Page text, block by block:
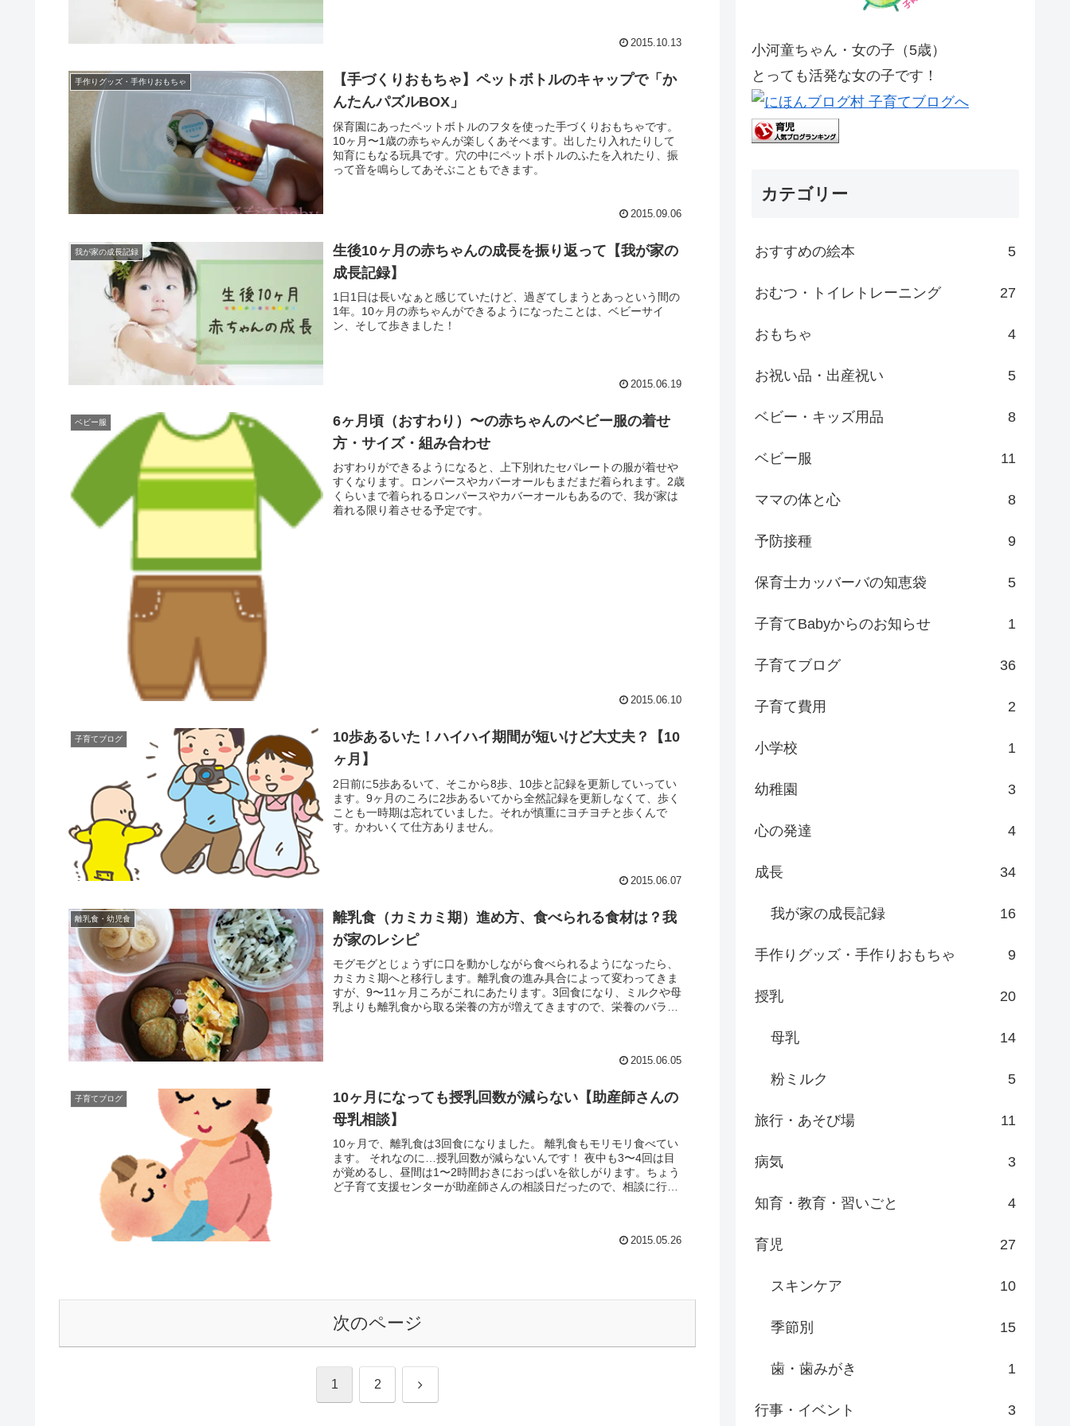
2015.10.13
手作りグッズ・手作りおもちゃ
【手づくりおもちゃ】ペットボトルのキャップで「か
んたんパズルBOX」
保育園にあったペットボトルのフタを使った手づくりおもちゃです。
10ヶ月〜1歳の赤ちゃんが楽しくあそべます。出したり入れたりして
知育にもなる玩具です。穴の中にペットボトルのふたを入れたり、振
って音を鳴らしてあそぶこともできます。
2015.09.06
我が家の成長記録
生後10ヶ月の赤ちゃんの成長を振り返って【我が家の
成長記録】
1日1日は長いなぁと感じていたけど、過ぎてしまうとあっという間の
1年。10ヶ月の赤ちゃんができるようになったことは、ベビーサイ
ン、そして歩きました！
2015.06.19
ベビー服
6ヶ月頃（おすわり）〜の赤ちゃんのベビー服の着せ
方・サイズ・組み合わせ
おすわりができるようになると、上下別れたセパレートの服が着せや
すくなります。ロンパースやカバーオールもまだまだ着られます。2歳
くらいまで着られるロンパースやカバーオールもあるので、我が家は
着れる限り着させる予定です。
2015.06.10
子育てブログ
10歩あるいた！ハイハイ期間が短いけど大丈夫？【10
ヶ月】
2日前に5歩あるいて、そこから8歩、10歩と記録を更新していってい
ます。9ヶ月のころに2歩あるいてから全然記録を更新しなくて、歩く
ことも一時期は忘れていました。それが慎重にヨチヨチと歩くんで
す。かわいくて仕方ありません。
2015.06.07
離乳食・幼児食
離乳食（カミカミ期）進め方、食べられる食材は？我
が家のレシピ
モグモグとじょうずに口を動かしながら食べられるようになったら、
カミカミ期へと移行します。離乳食の進み具合によって変わってきま
すが、9〜11ヶ月ころがこれにあたります。3回食になり、ミルクや母
乳よりも離乳食から取る栄養の方が増えてきますので、栄養のバラン
2015.06.05
子育てブログ
10ヶ月になっても授乳回数が減らない【助産師さんの
母乳相談】
10ヶ月で、離乳食は3回食になりました。 離乳食もモリモリ食べてい
ます。 それなのに…授乳回数が減らないんです！ 夜中も3〜4回は目
が覚めるし、昼間は1〜2時間おきにおっぱいを欲しがります。ちょう
ど子育て支援センターが助産師さんの相談日だったので、相談に行っ
2015.05.26
次のページ
1 2 次
小河童ちゃん・女の子（5歳）
とっても活発な女の子です！
カテゴリー
おすすめの絵本 5
おむつ・トイレトレーニング 27
おもちゃ 4
お祝い品・出産祝い 5
ベビー・キッズ用品 8
ベビー服 11
ママの体と心 8
予防接種 9
保育士カッバーバの知恵袋 5
子育てBabyからのお知らせ 1
子育てブログ 36
子育て費用 2
小学校 1
幼稚園 3
心の発達 4
成長 34
我が家の成長記録 16
手作りグッズ・手作りおもちゃ 9
授乳 20
母乳 14
粉ミルク 5
旅行・あそび場 11
病気 3
知育・教育・習いごと 4
育児 27
スキンケア 10
季節別 15
歯・歯みがき 1
行事・イベント 3